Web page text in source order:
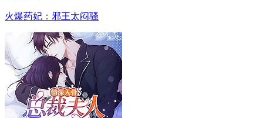
火爆药妃：邪王太闷骚